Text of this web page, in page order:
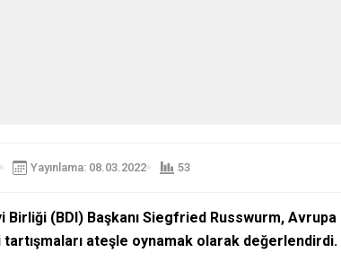
Yayınlama: 08.03.2022 53
Birliği (BDI) Başkanı Siegfried Russwurm,
ateşle oynamak olarak değerlendirdi.